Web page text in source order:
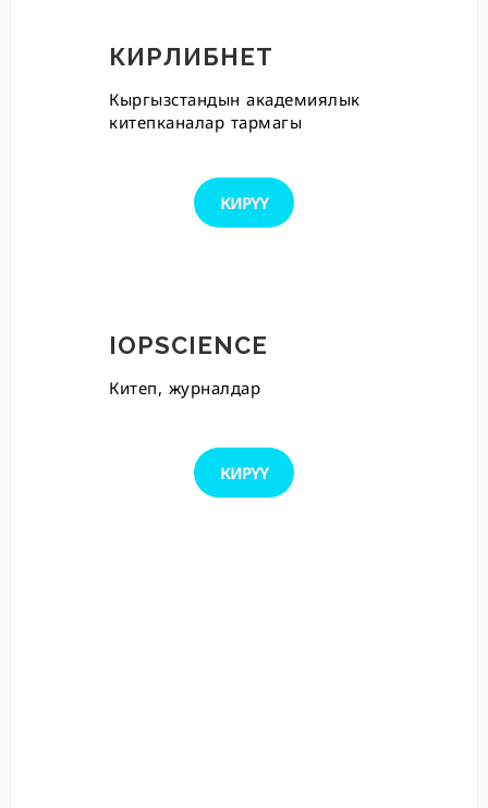
КИРЛИБНЕТ
Кыргызстандын академиялык
китепканалар тармагы
КИРҮҮ
IOPSCIENCE
Китеп, журналдар
КИРҮҮ